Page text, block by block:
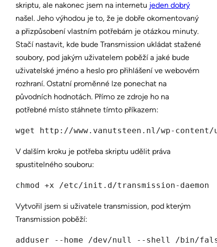
skriptu, ale nakonec jsem na internetu jeden dobrý
našel. Jeho výhodou je to, že je dobře okomentovaný
a přizpůsobení vlastním potřebám je otázkou minuty.
Stačí nastavit, kde bude Transmission ukládat stažené
soubory, pod jakým uživatelem poběží a jaké bude
uživatelské jméno a heslo pro přihlášení ve webovém
rozhraní. Ostatní proměnné lze ponechat na
původních hodnotách. Přímo ze zdroje ho na
potřebné místo stáhnete tímto příkazem:
wget http://www.vanutsteen.nl/wp-
V dalším kroku je potřeba skriptu udělit práva
spustitelného souboru:
chmod +x /etc/init.d/transmission-daemon
Vytvořil jsem si uživatele transmission, pod kterým
Transmission poběží:
adduser --home /dev/null --shell /bin/